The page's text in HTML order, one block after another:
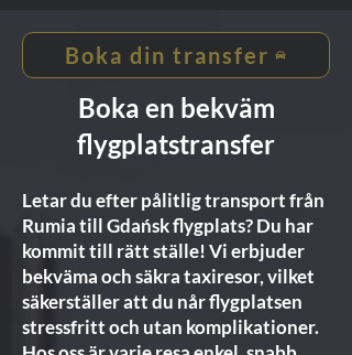
Boka din transfer
Boka en bekväm
flygplatstransfer
Letar du efter pålitlig transport från
Rumia till Gdańsk flygplats? Du har
kommit till rätt ställe! Vi erbjuder
bekväma och säkra taxiresor, vilket
säkerställer att du når flygplatsen
stressfritt och utan komplikationer.